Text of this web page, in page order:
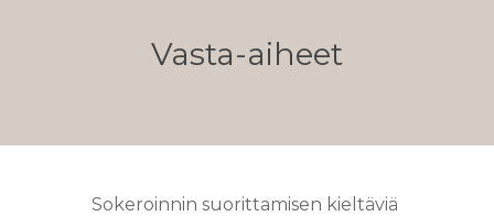
Vasta-aiheet
Sokeroinnin suorittamisen kieltäviä